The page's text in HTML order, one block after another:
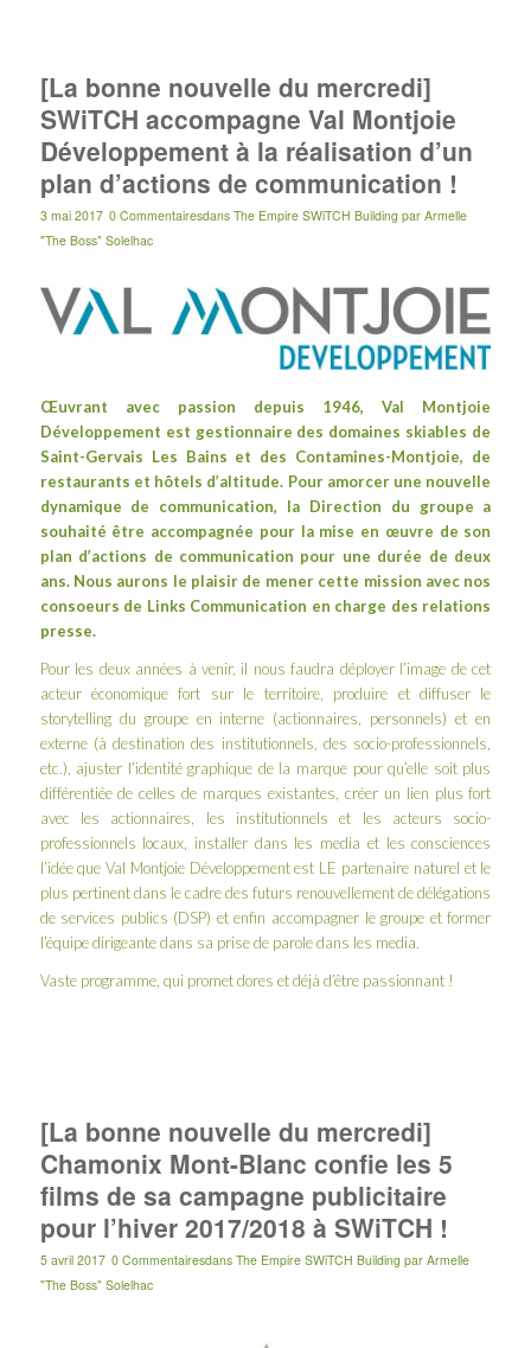
[La bonne nouvelle du mercredi]
SWiTCH accompagne Val Montjoie
Développement à la réalisation d’un
plan d’actions de communication !
3 mai 2017 0 Commentairesdans The Empire SWiTCH Building par Armelle
"The Boss" Solelhac
Œuvrant avec passion depuis 1946, Val Montjoie
Développement est gestionnaire des domaines skiables de
Saint-Gervais Les Bains et des Contamines-Montjoie, de
restaurants et hôtels d’altitude. Pour amorcer une nouvelle
dynamique de communication, la Direction du groupe a
souhaité être accompagnée pour la mise en œuvre de son
plan d’actions de communication pour une durée de deux
ans. Nous aurons le plaisir de mener cette mission avec nos
consoeurs de Links Communication en charge des relations
presse.
Pour les deux années à venir, il nous faudra déployer l’image de cet
acteur économique fort sur le territoire, produire et diffuser le
storytelling du groupe en interne (actionnaires, personnels) et en
externe (à destination des institutionnels, des socio-professionnels,
etc.), ajuster l’identité graphique de la marque pour qu’elle soit plus
différentiée de celles de marques existantes, créer un lien plus fort
avec les actionnaires, les institutionnels et les acteurs socio-
professionnels locaux, installer dans les media et les consciences
l’idée que Val Montjoie Développement est LE partenaire naturel et le
plus pertinent dans le cadre des futurs renouvellement de délégations
de services publics (DSP) et enfin accompagner le groupe et former
l’équipe dirigeante dans sa prise de parole dans les media.
Vaste programme, qui promet dores et déjà d’être passionnant !
[La bonne nouvelle du mercredi]
Chamonix Mont-Blanc confie les 5
films de sa campagne publicitaire
pour l’hiver 2017/2018 à SWiTCH !
5 avril 2017 0 Commentairesdans The Empire SWiTCH Building par Armelle
"The Boss" Solelhac